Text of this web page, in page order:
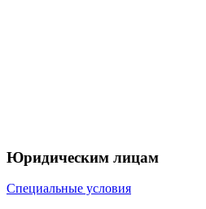
Юридическим лицам
Специальные условия